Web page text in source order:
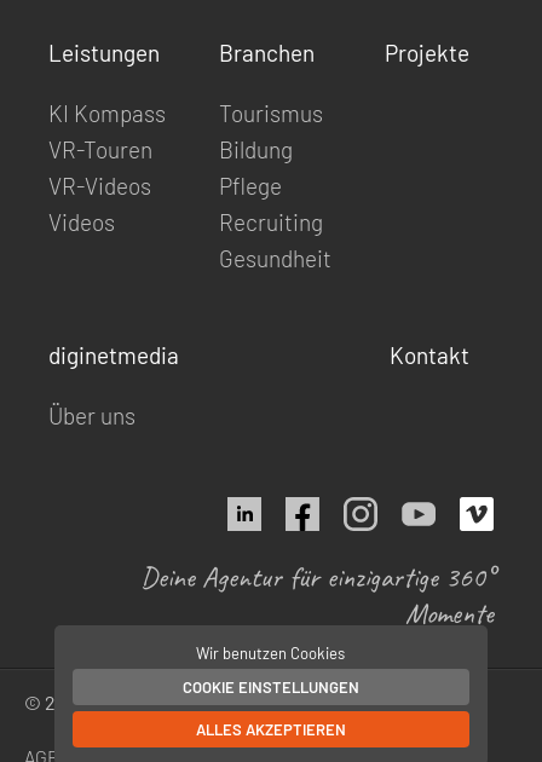
Leistungen
KI Kompass
VR-Touren
VR-Videos
Videos
Branchen
Tourismus
Bildung
Pflege
Recruiting
Gesundheit
Projekte
diginetmedia
Über uns
Kontakt
Deine Agentur für einzigartige 360°
Momente
© 2026 by diginetmedia
AGB
Wir benutzen Cookies
COOKIE EINSTELLUNGEN
ALLES AKZEPTIEREN